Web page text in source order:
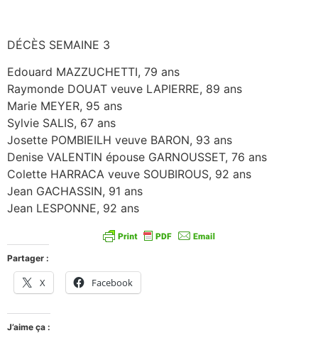
DÉCÈS SEMAINE 3
Edouard MAZZUCHETTI, 79 ans
Raymonde DOUAT veuve LAPIERRE, 89 ans
Marie MEYER, 95 ans
Sylvie SALIS, 67 ans
Josette POMBIEILH veuve BARON, 93 ans
Denise VALENTIN épouse GARNOUSSET, 76 ans
Colette HARRACA veuve SOUBIROUS, 92 ans
Jean GACHASSIN, 91 ans
Jean LESPONNE, 92 ans
Partager :
X Facebook
J’aime ça :